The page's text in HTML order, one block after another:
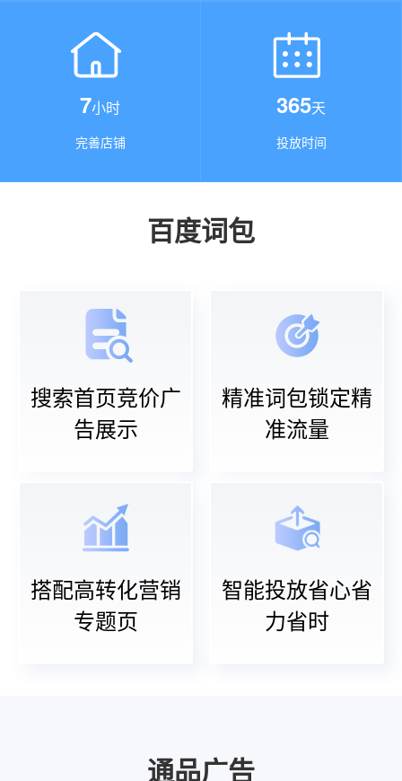
7小时
完善店铺
365天
投放时间
百度词包
搜索首页竞价广
告展示
精准词包锁定精
准流量
搭配高转化营销
专题页
智能投放省心省
力省时
通品广告